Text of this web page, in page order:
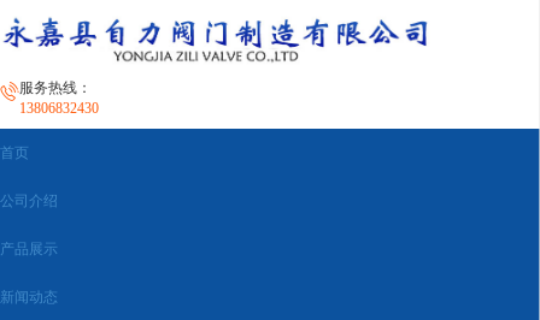
服务热线：
13806832430
首页
公司介绍
产品展示
新闻动态